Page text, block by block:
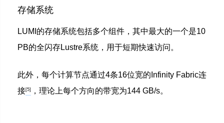
存储系统
LUMI的存储系统包括多个组件，其中最大的一个是10
PB的全闪存Lustre系统，用于短期快速访问。
此外，每个计算节点通过4条16位宽的Infinity Fabric连
接[5] ，理论上每个方向的带宽为144 GB/s。